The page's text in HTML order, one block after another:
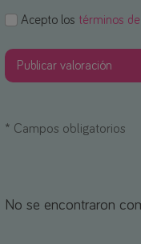
Acepto los términos
* Campos obligatorios
No se encontraron